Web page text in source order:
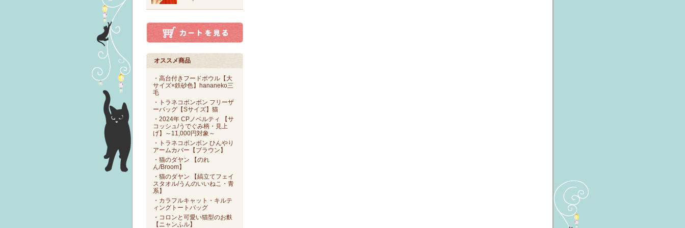
オススメ商品
・高台付きフードボウル【大
サイズ×鉄砂色】hananeko三
毛
・トラネコボンボン フリーザ
ーバッグ【Sサイズ】猫
・2024年 CPノベルティ 【サ
コッシュ/うでぐみ柄・見上
げ】～11,000円対象～
・トラネコボンボン ひんやり
アームカバー【ブラウン】
・猫のダヤン 【のれ
ん/Broom】
・猫のダヤン 【縞立てフェイ
スタオル/うんのいいねこ・青
系】
・カラフルキャット・キルテ
ィングトートバッグ
・コロンと可愛い猫型のお麩
【ニャンふル】